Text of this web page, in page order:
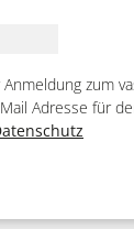
zum
Adresse für